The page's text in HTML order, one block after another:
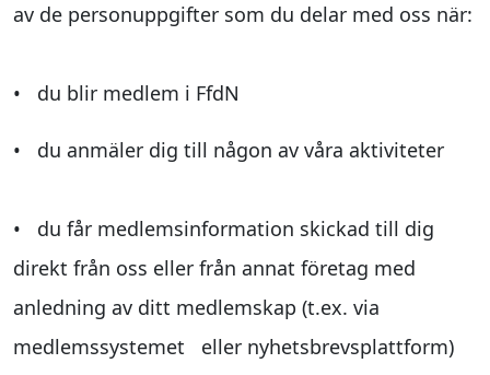
av de personuppgifter som du delar med oss när:
• du blir medlem i FfdN
• du anmäler dig till någon av våra aktiviteter
• du får medlemsinformation skickad till dig
direkt från oss eller från annat företag med
anledning av ditt medlemskap (t.ex. via
medlemssystemet eller nyhetsbrevsplattform)